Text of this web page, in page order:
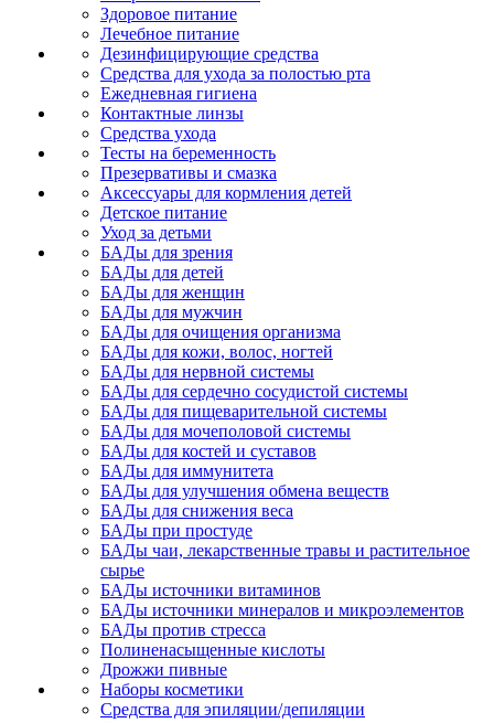
Здоровое питание
Лечебное питание
Дезинфицирующие средства
Средства для ухода за полостью рта
Ежедневная гигиена
Контактные линзы
Средства ухода
Тесты на беременность
Презервативы и смазка
Аксессуары для кормления детей
Детское питание
Уход за детьми
БАДы для зрения
БАДы для детей
БАДы для женщин
БАДы для мужчин
БАДы для очищения организма
БАДы для кожи, волос, ногтей
БАДы для нервной системы
БАДы для сердечно сосудистой системы
БАДы для пищеварительной системы
БАДы для мочеполовой системы
БАДы для костей и суставов
БАДы для иммунитета
БАДы для улучшения обмена веществ
БАДы для снижения веса
БАДы при простуде
БАДы чаи, лекарственные травы и растительное
сырье
БАДы источники витаминов
БАДы источники минералов и микроэлементов
БАДы против стресса
Полиненасыщенные кислоты
Дрожжи пивные
Наборы косметики
Средства для эпиляции/депиляции